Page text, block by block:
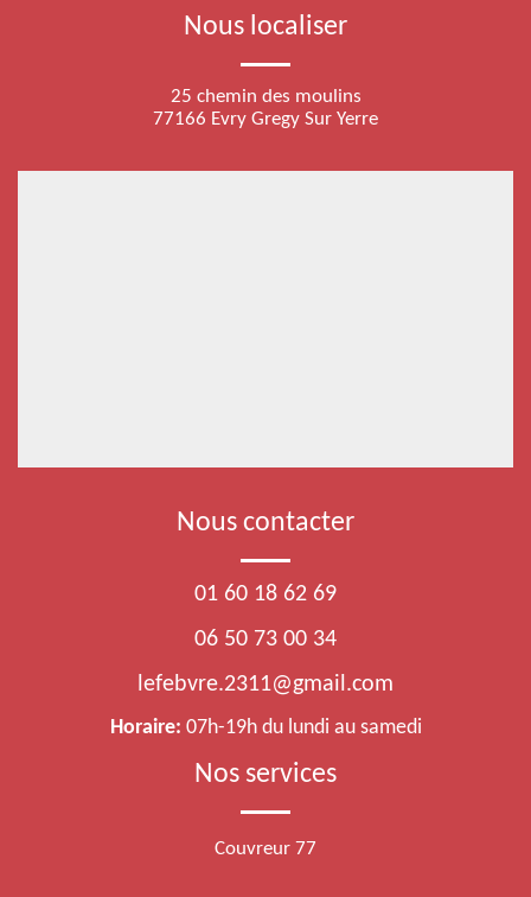
Nous localiser
25 chemin des moulins
77166 Evry Gregy Sur Yerre
Nous contacter
01 60 18 62 69
06 50 73 00 34
lefebvre.2311@gmail.com
Horaire: 07h-19h du lundi au samedi
Nos services
Couvreur 77